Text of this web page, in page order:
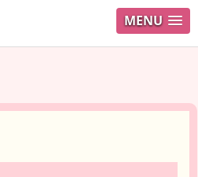
MENU ログイ